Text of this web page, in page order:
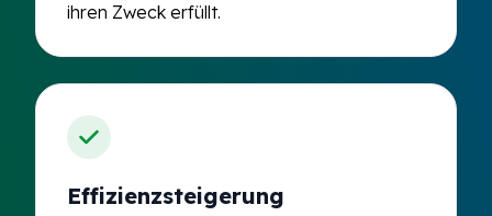
ihren Zweck erfüllt.
Effizienzsteigerung